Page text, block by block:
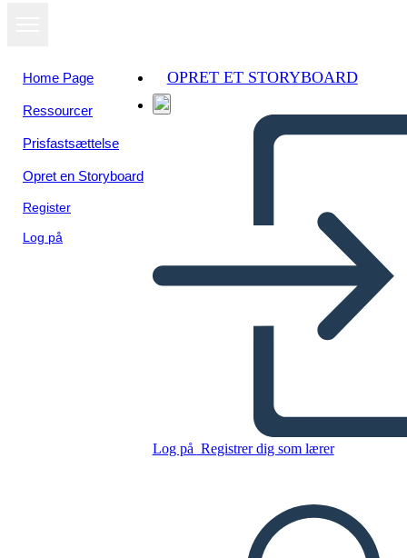
Home Page
Ressourcer
Prisfastsættelse
Opret en Storyboard
Register
Log på
OPRET ET STORYBOARD
Log på Registrer dig som lærer
Biografia del Capo Joseph
LAVE ET STORYBOARD
AFSPIL DIASSHOW